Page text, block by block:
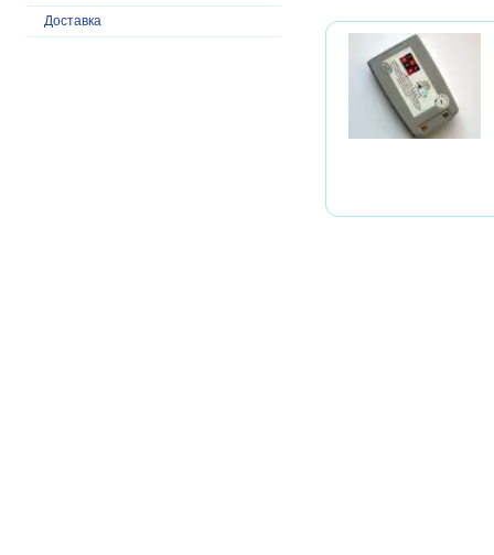
Доставка